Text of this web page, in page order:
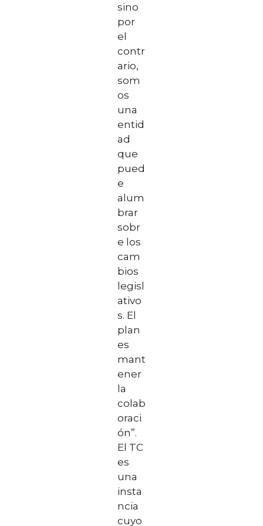
sino
por
el
contr
ario,
som
os
una
entid
ad
que
pued
e
alum
brar
sobr
e los
cam
bios
legisl
ativo
s. El
plan
es
mant
ener
la
colab
oraci
ón”.
El TC
es
una
insta
ncia
cuyo